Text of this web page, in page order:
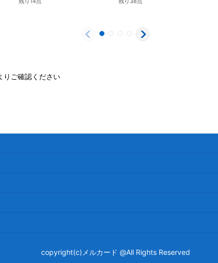
りご確認ください
copyright(c)メルカード @All Rights Reserved